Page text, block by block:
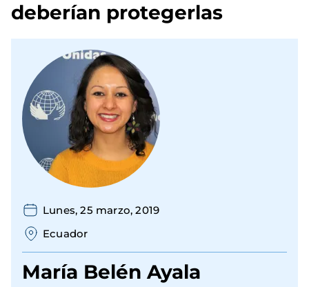
deberían protegerlas
Lunes, 25 marzo, 2019
Ecuador
María Belén Ayala